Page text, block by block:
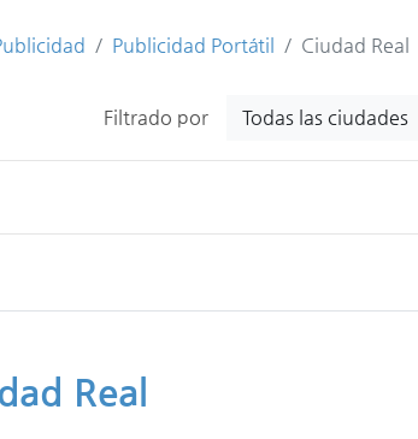
Publicidad Portátil Ciudad Real
Filtrado por Todas las ciudades
Real